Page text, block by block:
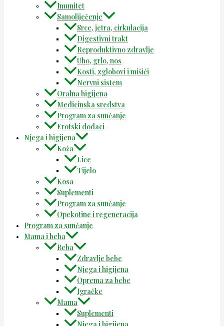
Imunitet
Samoliječenje
Srce, jetra, cirkulacija
Digestivni trakt
Reproduktivno zdravlje
Uho, grlo, nos
Kosti, zglobovi i mišići
Nervni sistem
Oralna higijena
Medicinska sredstva
Program za sunčanje
Erotski dodaci
Njega i higijena
Koža
Lice
Tijelo
Kosa
Suplementi
Program za sunčanje
Opekotine i regeneracija
Program za sunčanje
Mama i beba
Beba
Zdravlje bebe
Njega i higijena
Oprema za bebe
Igračke
Mama
Suplementi